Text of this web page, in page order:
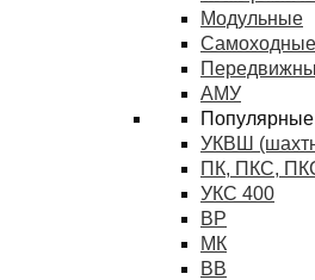
Модульные
Самоходные
АМУ
Популярные
УКВШ
ПК, ПКС,
УКС 400
ВР
МК
ВВ